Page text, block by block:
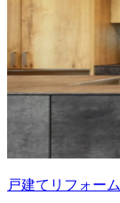
戸建てリフォー